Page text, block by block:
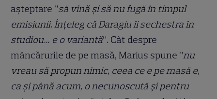
așteptare ”să vină și să nu fugă în timpul
emisiunii. Înțeleg că Daragiu îi sechestra în
studiou… e o variantă”. Cât despre
mâncărurile de pe masă, Marius spune ”nu
vreau să propun nimic, ceea ce e pe masă e,
ca și până acum, o necunoscută și pentru